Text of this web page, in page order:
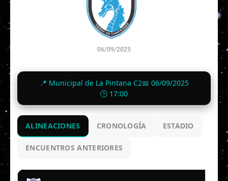
06/09/2025
Finalizado
📍 Municipal de La Pintana C2📅 06/09/2025
🕒 17:00
ALINEACIONES CRONOLOGÍA ESTADIO
ENCUENTROS ANTERIORES